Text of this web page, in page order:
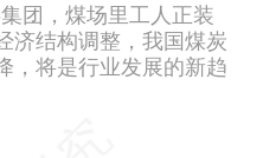
团，煤场里工人正装
济结构调整，我国煤炭
，将是行业发展的新趋